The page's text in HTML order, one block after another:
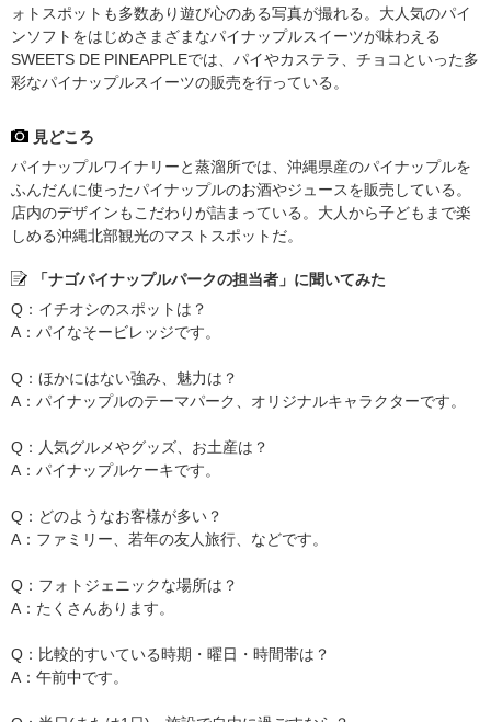
ォトスポットも多数あり遊び心のある写真が撮れる。大人気のパイ
ンソフトをはじめさまざまなパイナップルスイーツが味わえる
SWEETS DE PINEAPPLEでは、パイやカステラ、チョコといった多
彩なパイナップルスイーツの販売を行っている。
見どころ
パイナップルワイナリーと蒸溜所では、沖縄県産のパイナップルを
ふんだんに使ったパイナップルのお酒やジュースを販売している。
店内のデザインもこだわりが詰まっている。大人から子どもまで楽
しめる沖縄北部観光のマストスポットだ。
「ナゴパイナップルパークの担当者」に聞いてみた
Q：イチオシのスポットは？
A：パイなそービレッジです。
Q：ほかにはない強み、魅力は？
A：パイナップルのテーマパーク、オリジナルキャラクターです。
Q：人気グルメやグッズ、お土産は？
A：パイナップルケーキです。
Q：どのようなお客様が多い？
A：ファミリー、若年の友人旅行、などです。
Q：フォトジェニックな場所は？
A：たくさんあります。
Q：比較的すいている時期・曜日・時間帯は？
A：午前中です。